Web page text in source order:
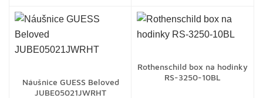
Náušnice GUESS Beloved
JUBE05021JWRHT
Rothenschild box na hodinky
RS-3250-10BL